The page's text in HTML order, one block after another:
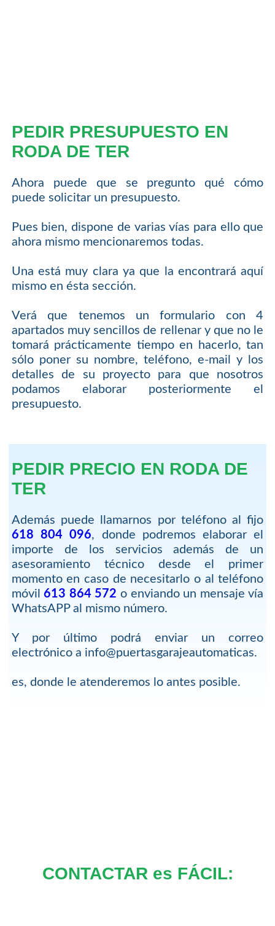
PEDIR PRESUPUESTO EN
RODA DE TER
Ahora puede que se pregunto qué cómo
puede solicitar un presupuesto.
Pues bien, dispone de varias vías para ello que
ahora mismo mencionaremos todas.
Una está muy clara ya que la encontrará aquí
mismo en ésta sección.
Verá que tenemos un formulario con 4
apartados muy sencillos de rellenar y que no le
tomará prácticamente tiempo en hacerlo, tan
sólo poner su nombre, teléfono, e-mail y los
detalles de su proyecto para que nosotros
podamos elaborar posteriormente el
presupuesto.
PEDIR PRECIO EN RODA DE
TER
Además puede llamarnos por teléfono al fijo
618 804 096, donde podremos elaborar el
importe de los servicios además de un
asesoramiento técnico desde el primer
momento en caso de necesitarlo o al teléfono
móvil613 864 572 o enviando un mensaje vía
WhatsAPP al mismo número.
Y por último podrá enviar un correo
electrónico a info@puertasgarajeautomaticas.
es, donde le atenderemos lo antes posible.
CONTACTAR es FÁCIL: